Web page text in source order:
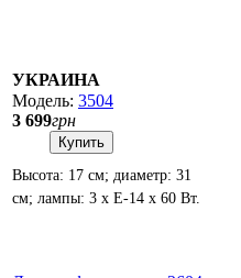
УКРАИНА
3504
3 699грн
Купить
Высота: 17 см; диаметр: 31
см; лампы: 3 х Е-14 х 60 Вт.